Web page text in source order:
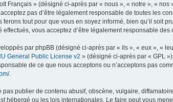
Français » (désigné ci-après par « nous », « notre », «
pas d’être légalement responsable de toutes les
ferons tout pour que vous en soyez informé, bien qu’il soit
effectués, vous acceptez d’être légalement responsable
par phpBB (désigné ci-après par « ils », « eux », «
General Public License v2 » (désigné ci-après par « GPL
de ce que nous acceptons ou n’acceptons pas
.
pas publier de contenu abusif, obscène, vulgaire,
hébergé ou les lois internationales. Le faire peut vous